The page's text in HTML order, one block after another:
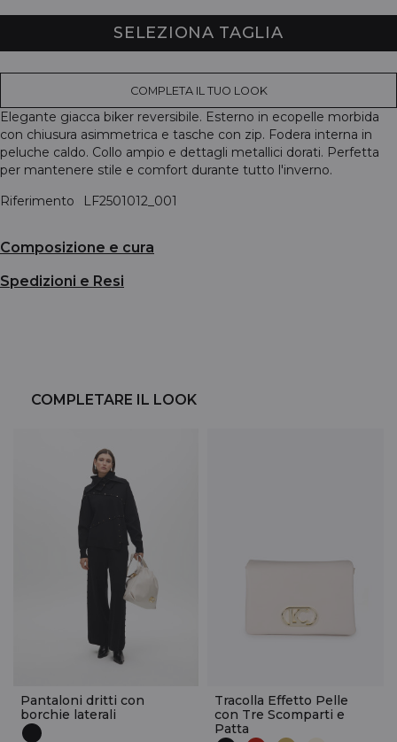
SELEZIONA TAGLIA
COMPLETA IL TUO LOOK
Elegante giacca biker reversibile. Esterno in ecopelle morbida
con chiusura asimmetrica e tasche con zip. Fodera interna in
peluche caldo. Collo ampio e dettagli metallici dorati. Perfetta
per mantenere stile e comfort durante tutto l'inverno.
Riferimento
LF2501012_001
Composizione e cura
Spedizioni e Resi
COMPLETARE IL LOOK
Pantaloni dritti con
borchie laterali
Tracolla Effetto Pelle
con Tre Scomparti e
Patta